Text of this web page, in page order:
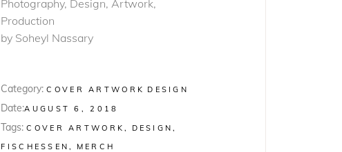
Photography, Design, Artwork,
Production
by Soheyl Nassary
Category: COVER ARTWORK DESIGN
Date:AUGUST 6, 2018
Tags: COVER ARTWORK
DESIGN
FISCHESSEN
MERCH